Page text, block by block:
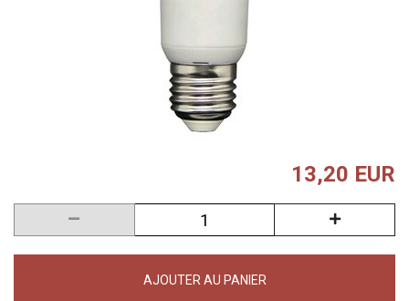
13,20 EUR
AJOUTER AU PANIER